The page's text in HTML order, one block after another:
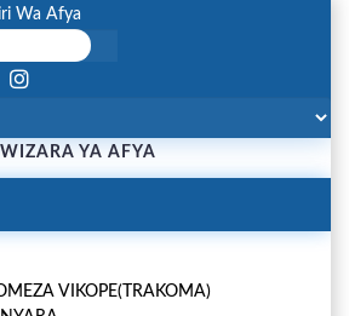
Wa Afya
WIZARA YA AFYA
VIKOPE(TRAKOMA)